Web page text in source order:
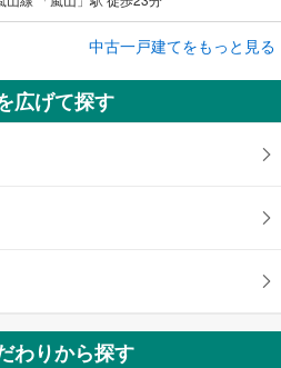
西京区嵐山樋ノ上町
円
中古一戸建てをもっと見る
広げて探す
わりから探す